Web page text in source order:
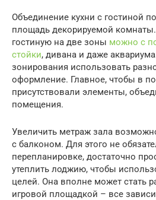
Объединение кухни с гостиной
площадь декорируемой
гостиную на две зоны можно с
стойки, дивана и даже
зонирования использовать
оформление. Главное, чтобы в
присутствовали элементы,
помещения.
Увеличить метраж зала
с балконом. Для этого не
перепланировке, достаточно
утеплить лоджию, чтобы
целей. Она вполне может стать
игровой площадкой – все